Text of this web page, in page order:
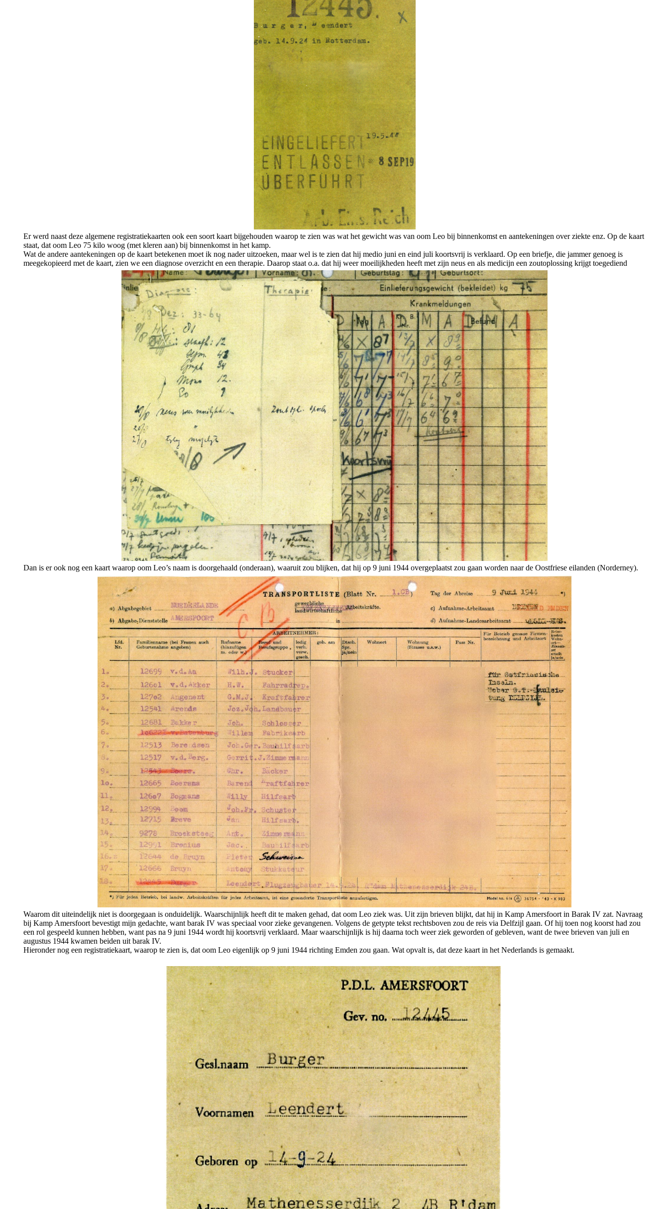
Er werd naast deze algemene registratiekaarten ook een soort kaart bijgehouden waarop te zien was wat het gewicht was van oom Leo bij binnenkomst en aantekeningen over ziekte enz. Op de kaart
staat, dat oom Leo 75 kilo woog (met kleren aan) bij binnenkomst in het kamp.
Wat de andere aantekeningen op de kaart betekenen moet ik nog nader uitzoeken, maar wel is te zien dat hij medio juni en eind juli koortsvrij is verklaard. Op een briefje, die jammer genoeg is
meegekopieerd met de kaart, zien we een diagnose overzicht en een therapie. Daarop staat o.a. dat hij weer moeilijkheden heeft met zijn neus en als medicijn een zoutoplossing krijgt toegediend
Dan is er ook nog een kaart waarop oom Leo’s naam is doorgehaald (onderaan), waaruit zou blijken, dat hij op 9 juni 1944 overgeplaatst zou gaan worden naar de Oostfriese eilanden (Norderney).
Waarom dit uiteindelijk niet is doorgegaan is onduidelijk. Waarschijnlijk heeft dit te maken gehad, dat oom Leo ziek was. Uit zijn brieven blijkt, dat hij in Kamp Amersfoort in Barak IV zat. Navraag
bij Kamp Amersfoort bevestigt mijn gedachte, want barak IV was speciaal voor zieke gevangenen. Volgens de getypte tekst rechtsboven zou de reis via Delfzijl gaan. Of hij toen nog koorst had zou
een rol gespeeld kunnen hebben, want pas na 9 juni 1944 wordt hij koortsvrij verklaard. Maar waarschijnlijk is hij daarna toch weer ziek geworden of gebleven, want de twee brieven van juli en
augustus 1944 kwamen beiden uit barak IV.
Hieronder nog een registratiekaart, waarop te zien is, dat oom Leo eigenlijk op 9 juni 1944 richting Emden zou gaan. Wat opvalt is, dat deze kaart in het Nederlands is gemaakt.